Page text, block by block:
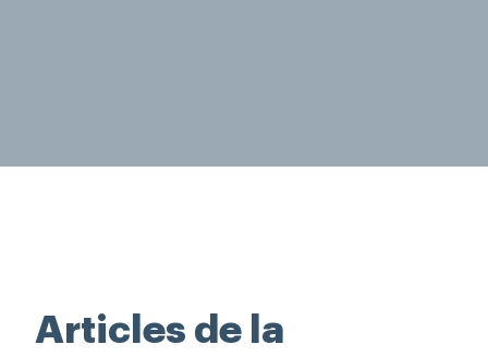
Articles de la